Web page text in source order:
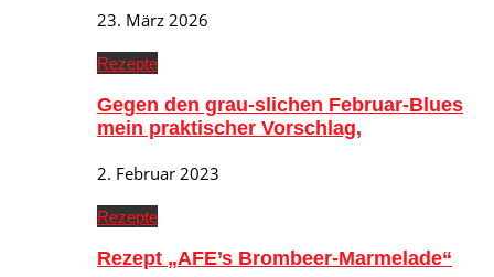
23. März 2026
Rezepte
Gegen den grau-slichen Februar-Blues
mein praktischer Vorschlag,
2. Februar 2023
Rezepte
Rezept „AFE’s Brombeer-Marmelade“